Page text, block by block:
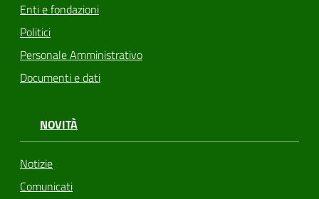
Enti e fondazioni
Politici
Personale Amministrativo
Documenti e dati
NOVITÀ
Notizie
Comunicati